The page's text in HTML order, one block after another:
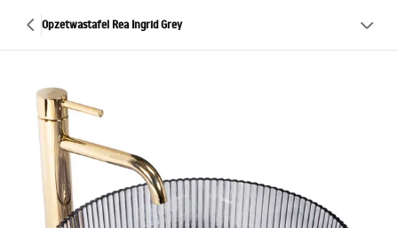
Opzetwastafel Rea Ingrid Grey